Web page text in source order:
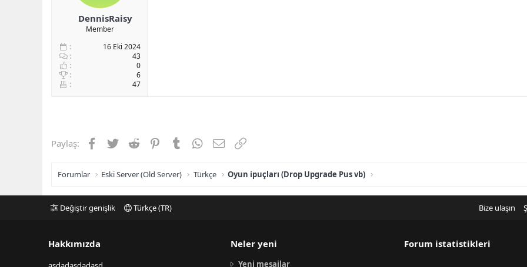
DennisRaisy
Member
16 Eki 2024
43
0
6
47
Paylaş: Facebook
TwitterReddit PinterestTumblrWhatsApp
E-postaLink
Forumlar Eski Server (Old Server) Türkçe Oyun ipuçları (Drop Upgrade Pus vb)
Değiştir genişlik Türkçe (TR) Bize ulaşın
Hakkımızda Neler yeni
Yeni mesajlar
Forum istatistikleri